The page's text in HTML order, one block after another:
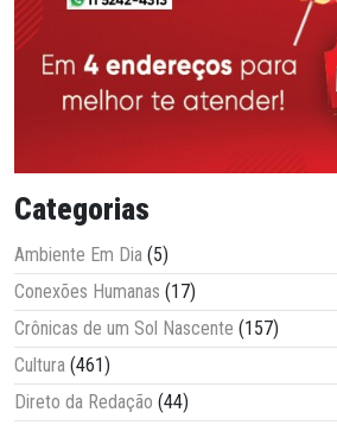
Categorias
Ambiente Em Dia (5)
Conexões Humanas (17)
Crônicas de um Sol Nascente (157)
Cultura (461)
Direto da Redação (44)